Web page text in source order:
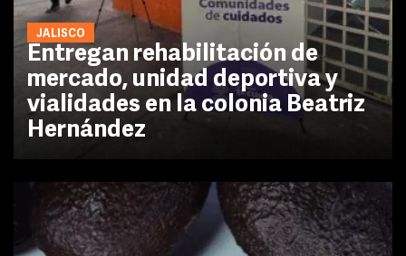
JALISCO
Entregan rehabilitación de
mercado, unidad deportiva y
vialidades en la colonia Beatriz
Hernández